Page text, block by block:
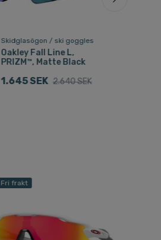
Skidglasögon / ski goggles
Oakley Fall Line L,
PRIZM™, Matte Black
1.645 SEK 2.640 SEK
Fri frakt